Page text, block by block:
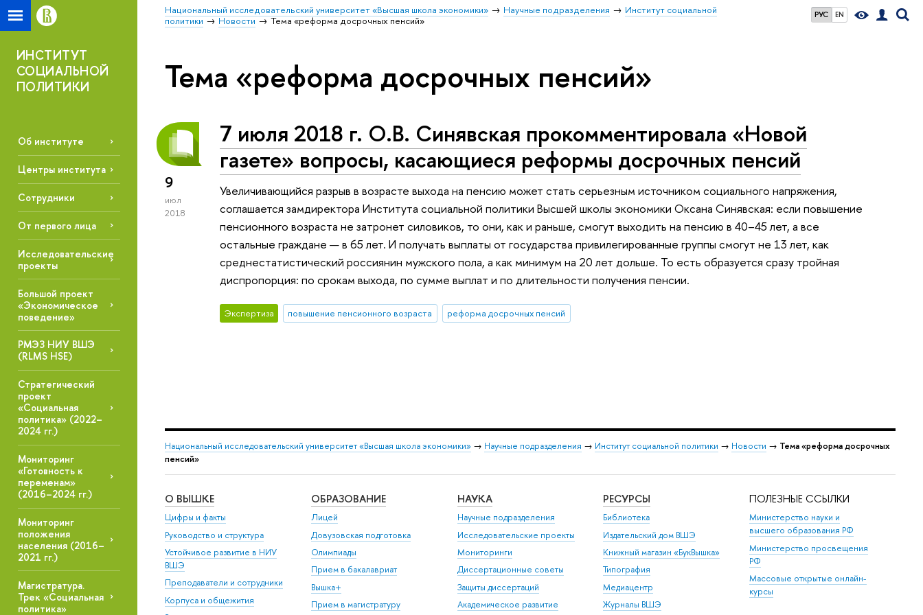
РУС EN
Национальный исследовательский университет «Высшая школа экономики» Научные подразделения
Институт социальной
политики
Новости Тема «реформа досрочных пенсий»
ИНСТИТУТ
СОЦИАЛЬНОЙ
ПОЛИТИКИ
Об институте
Центры института
Сотрудники
От первого лица
Исследовательские
проекты
Большой проект
«Экономическое
поведение»
РМЭЗ НИУ ВШЭ
(RLMS HSE)
Стратегический
проект
«Социальная
политика» (2022–
2024 гг.)
Мониторинг
«Готовность к
переменам»
(2016–2024 гг.)
Мониторинг
положения
населения (2016–
2021 гг.)
Магистратура.
Трек «Социальная
политика»
Тема «реформа досрочных пенсий»
9
июл
2018
7 июля 2018 г. О.В. Синявская прокомментировала «Новой
газете» вопросы, касающиеся реформы досрочных пенсий
Увеличивающийся разрыв в возрасте выхода на пенсию может стать серьезным источником социального напряжения,
соглашается замдиректора Института социальной политики Высшей школы экономики Оксана Синявская: если повышение
пенсионного возраста не затронет силовиков, то они, как и раньше, смогут выходить на пенсию в 40–45 лет, а все
остальные граждане — в 65 лет. И получать выплаты от государства привилегированные группы смогут не 13 лет, как
среднестатистический россиянин мужского пола, а как минимум на 20 лет дольше. То есть образуется сразу тройная
диспропорция: по срокам выхода, по сумме выплат и по длительности получения пенсии.
Экспертиза повышение пенсионного возраста реформа досрочных пенсий
Национальный исследовательский университет «Высшая школа экономики» → Научные подразделения → Институт социальной политики → Новости → Тема «реформа досрочных
пенсий»
О ВЫШКЕ
Цифры и факты
Руководство и структура
Устойчивое развитие в НИУ
ВШЭ
Преподаватели и сотрудники
Корпуса и общежития
ОБРАЗОВАНИЕ
Лицей
Довузовская подготовка
Олимпиады
Прием в бакалавриат
Вышка+
Прием в магистратуру
НАУКА
Научные подразделения
Исследовательские проекты
Мониторинги
Диссертационные советы
Защиты диссертаций
Академическое развитие
РЕСУРСЫ
Библиотека
Издательский дом ВШЭ
Книжный магазин «БукВышка»
Типография
Медиацентр
Журналы ВШЭ
ПОЛЕЗНЫЕ ССЫЛКИ
Министерство науки и
высшего образования РФ
Министерство просвещения
РФ
Массовые открытые онлайн-
курсы